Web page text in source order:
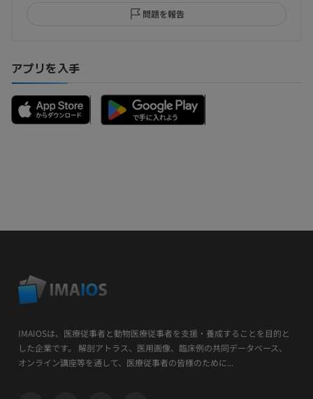
問題を報告
アプリを入手
IMAIOSは、医療従事者と動物医療従事者を支援・養成することを目的と
した企業です。 解剖アトラス、医用画像、臨床例の共同データベース、
オンライン講座等を通して、医療従事者の皆様のために...